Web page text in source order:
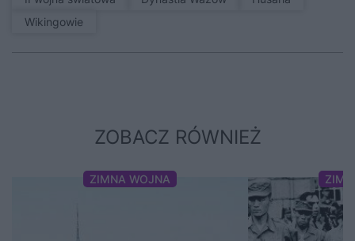
Wikingowie
ZOBACZ RÓWNIEŻ
ZIMNA WOJNA